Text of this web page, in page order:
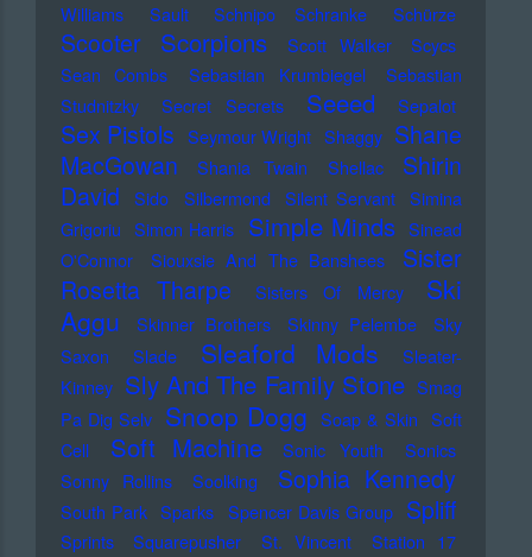
Williams
Sault Schnipo Schranke Schürze
Scooter Scorpions Scott Walker
Scycs
Sean Combs
Sebastian Krumbiegel
Sebastian
Studnitzky
Secret Secrets Seeed Sepalot
Sex Pistols Seymour Wright Shaggy Shane
MacGowan
Shania Twain Shellac
Shirin
David
Sido Silbermond Silent Servant Simina
Grigoriu Simon Harris Simple Minds Sinead
O'Connor
Siouxsie And The Banshees
Sister
Rosetta Tharpe
Sisters Of Mercy
Ski
Aggu
Skinner Brothers Skinny Pelembe
Sky
Saxon
Slade Sleaford Mods
Sleater-
Kinney Sly And The Family Stone Smag
Pa Dig Selv Snoop Dogg Soap & Skin Soft
Cell
Soft Machine Sonic Youth
Sonics
Sonny Rollins
Soolking Sophia Kennedy
South Park Sparks Spencer Davis Group Spliff
Sprints Squarepusher St. Vincent
Station 17